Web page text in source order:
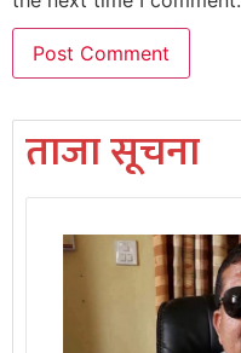
ताजा सूचना